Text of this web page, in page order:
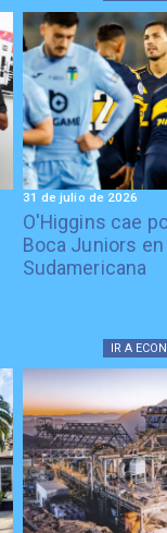
O'Higgins cae
Boca Juniors en
Sudamericana
31 de julio de 2026
IR A